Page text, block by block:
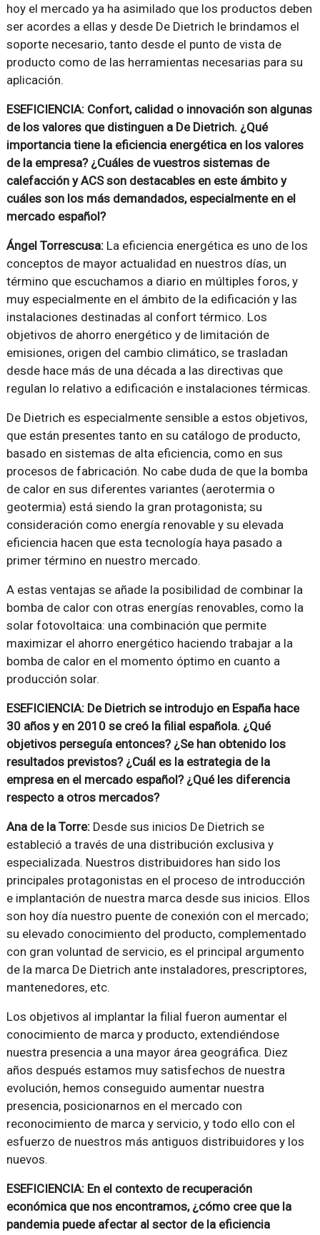
hoy el mercado ya ha asimilado que los productos deben
ser acordes a ellas y desde De Dietrich le brindamos el
soporte necesario, tanto desde el punto de vista de
producto como de las herramientas necesarias para su
aplicación.
ESEFICIENCIA: Confort, calidad o innovación son algunas
de los valores que distinguen a De Dietrich. ¿Qué
importancia tiene la eficiencia energética en los valores
de la empresa? ¿Cuáles de vuestros sistemas de
calefacción y ACS son destacables en este ámbito y
cuáles son los más demandados, especialmente en el
mercado español?
Ángel Torrescusa:La eficiencia energética es uno de los
conceptos de mayor actualidad en nuestros días, un
término que escuchamos a diario en múltiples foros, y
muy especialmente en el ámbito de la edificación y las
instalaciones destinadas al confort térmico. Los
objetivos de ahorro energético y de limitación de
emisiones, origen del cambio climático, se trasladan
desde hace más de una década a las directivas que
regulan lo relativo a edificación e instalaciones térmicas.
De Dietrich es especialmente sensible a estos objetivos,
que están presentes tanto en su catálogo de producto,
basado en sistemas de alta eficiencia, como en sus
procesos de fabricación. No cabe duda de que la bomba
de calor en sus diferentes variantes (aerotermia o
geotermia) está siendo la gran protagonista; su
consideración como energía renovable y su elevada
eficiencia hacen que esta tecnología haya pasado a
primer término en nuestro mercado.
A estas ventajas se añade la posibilidad de combinar la
bomba de calor con otras energías renovables, como la
solar fotovoltaica: una combinación que permite
maximizar el ahorro energético haciendo trabajar a la
bomba de calor en el momento óptimo en cuanto a
producción solar.
ESEFICIENCIA: De Dietrich se introdujo en España hace
30 años y en 2010 se creó la filial española. ¿Qué
objetivos perseguía entonces? ¿Se han obtenido los
resultados previstos? ¿Cuál es la estrategia de la
empresa en el mercado español? ¿Qué les diferencia
respecto a otros mercados?
Ana de la Torre:Desde sus inicios De Dietrich se
estableció a través de una distribución exclusiva y
especializada. Nuestros distribuidores han sido los
principales protagonistas en el proceso de introducción
e implantación de nuestra marca desde sus inicios. Ellos
son hoy día nuestro puente de conexión con el mercado;
su elevado conocimiento del producto, complementado
con gran voluntad de servicio, es el principal argumento
de la marca De Dietrich ante instaladores, prescriptores,
mantenedores, etc.
Los objetivos al implantar la filial fueron aumentar el
conocimiento de marca y producto, extendiéndose
nuestra presencia a una mayor área geográfica. Diez
años después estamos muy satisfechos de nuestra
evolución, hemos conseguido aumentar nuestra
presencia, posicionarnos en el mercado con
reconocimiento de marca y servicio, y todo ello con el
esfuerzo de nuestros más antiguos distribuidores y los
nuevos.
ESEFICIENCIA: En el contexto de recuperación
económica que nos encontramos, ¿cómo cree que la
pandemia puede afectar al sector de la eficiencia